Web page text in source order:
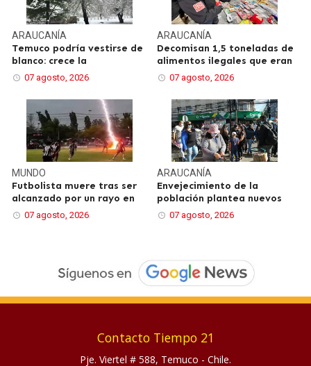
ARAUCANÍA
Temuco podría vestirse de
blanco: crece la
07 agosto, 2026
ARAUCANÍA
Decomisan 1,5 toneladas de
alimentos ilegales que eran
07 agosto, 2026
MUNDO
Futbolista muere tras ser
alcanzado por un rayo en
07 agosto, 2026
ARAUCANÍA
Envejecimiento de la
población plantea nuevos
07 agosto, 2026
Contacto Tiempo 21
Pje. Viertel # 588, Temuco - Chile.